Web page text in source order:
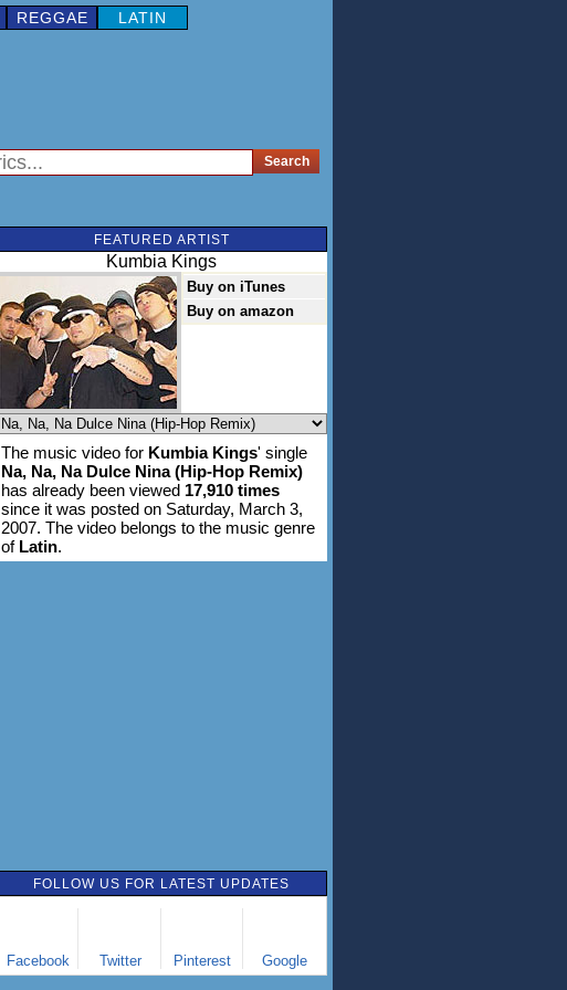
REGGAE LATIN
FEATURED ARTIST
Kumbia Kings
Buy on iTunes
Buy on amazon
The music video for Kumbia Kings' single
Na, Na, Na Dulce Nina (Hip-Hop Remix)
has already been viewed 17,910 times
since it was posted on Saturday, March 3,
2007. The video belongs to the music genre
of Latin.
FOLLOW US FOR LATEST UPDATES
Facebook Twitter Pinterest Google